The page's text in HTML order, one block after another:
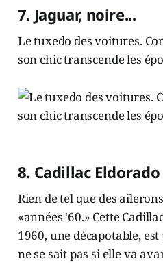
7. Jaguar, noire...
Le tuxedo des voitures.
son chic transcende les
8. Cadillac Eldorado
Rien de tel que des
«années '60.» Cette
1960, une décapotable,
ne se sait pas si elle va